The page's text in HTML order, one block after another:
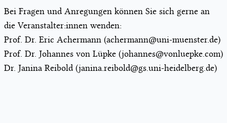
Bei Fragen und Anregungen können Sie sich gerne an
die Veranstalter:innen wenden:
Prof. Dr. Eric Achermann (achermann@uni-muenster.de)
Prof. Dr. Johannes von Lüpke (johannes@vonluepke.com)
Dr. Janina Reibold (janina.reibold@gs.uni-heidelberg.de)